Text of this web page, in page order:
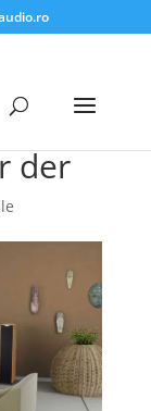
der